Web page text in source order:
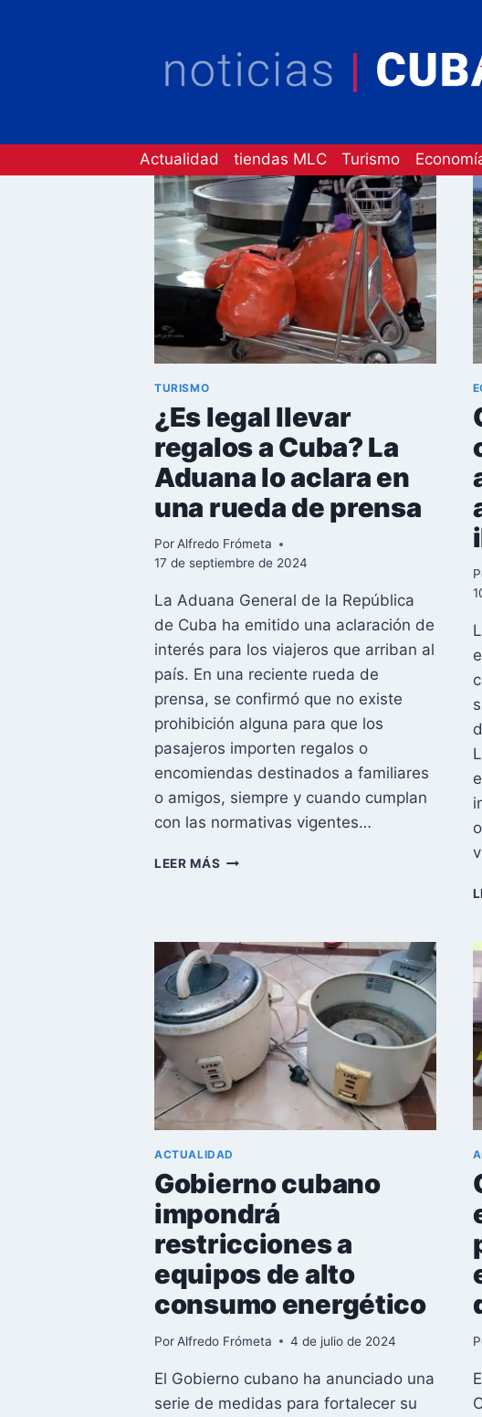
Actualidad tiendas MLC Turismo
TURISMO
¿Es legal llevar
regalos a Cuba? La
Aduana lo aclara en
una rueda de prensa
PorAlfredo Frómeta
17 de septiembre de 2024
La Aduana General de la República
de Cuba ha emitido una aclaración de
interés para los viajeros que arriban al
país. En una reciente rueda de
prensa, se confirmó que no existe
prohibición alguna para que los
pasajeros importen regalos o
encomiendas destinados a familiares
o amigos, siempre y cuando cumplan
con las normativas vigentes…
LEER MÁS ¿ES
CUBA?
LA
ADUANA
LO
ACLARA
UNA
RUEDA
DE
PRENSA
ACTUALIDAD
Gobierno cubano
impondrá
restricciones a
equipos de alto
consumo energético
Por Alfredo Frómeta 4 de julio de 2024
El Gobierno cubano ha anunciado una
serie de medidas para fortalecer su